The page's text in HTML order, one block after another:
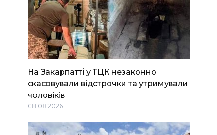
На Закарпатті у ТЦК незаконно
скасовували відстрочки та утримували
чоловіків
08.08.2026